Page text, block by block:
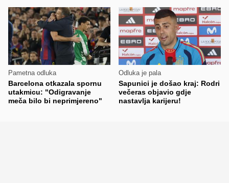
Pametna odluka
Barcelona otkazala spornu
utakmicu: "Odigravanje
meča bilo bi neprimjereno"
Odluka je pala
Sapunici je došao kraj: Rodri
večeras objavio gdje
nastavlja karijeru!